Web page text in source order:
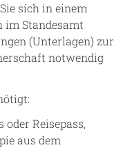
sich in einem
im Standesamt
(Unterlagen) zur
notwendig
Reisepass,
aus dem